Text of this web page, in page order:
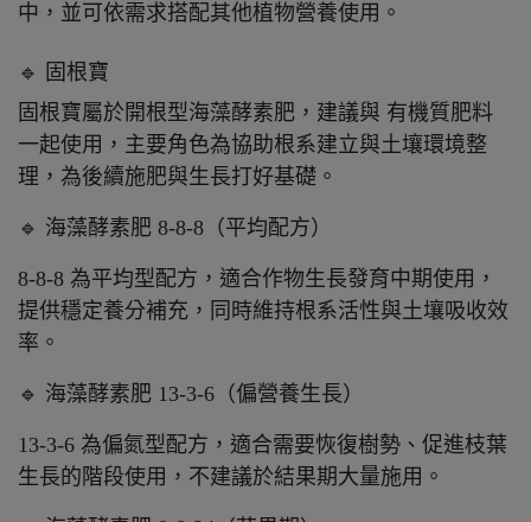
中，並可依需求搭配其他植物營養使用。
🔹 固根寶
固根寶屬於開根型海藻酵素肥，建議與 有機質肥料
一起使用，主要角色為協助根系建立與土壤環境整
理，為後續施肥與生長打好基礎。
🔹 海藻酵素肥 8-8-8（平均配方）
8-8-8 為平均型配方，適合作物生長發育中期使用，
提供穩定養分補充，同時維持根系活性與土壤吸收效
率。
🔹 海藻酵素肥 13-3-6（偏營養生長）
13-3-6 為偏氮型配方，適合需要恢復樹勢、促進枝葉
生長的階段使用，不建議於結果期大量施用。